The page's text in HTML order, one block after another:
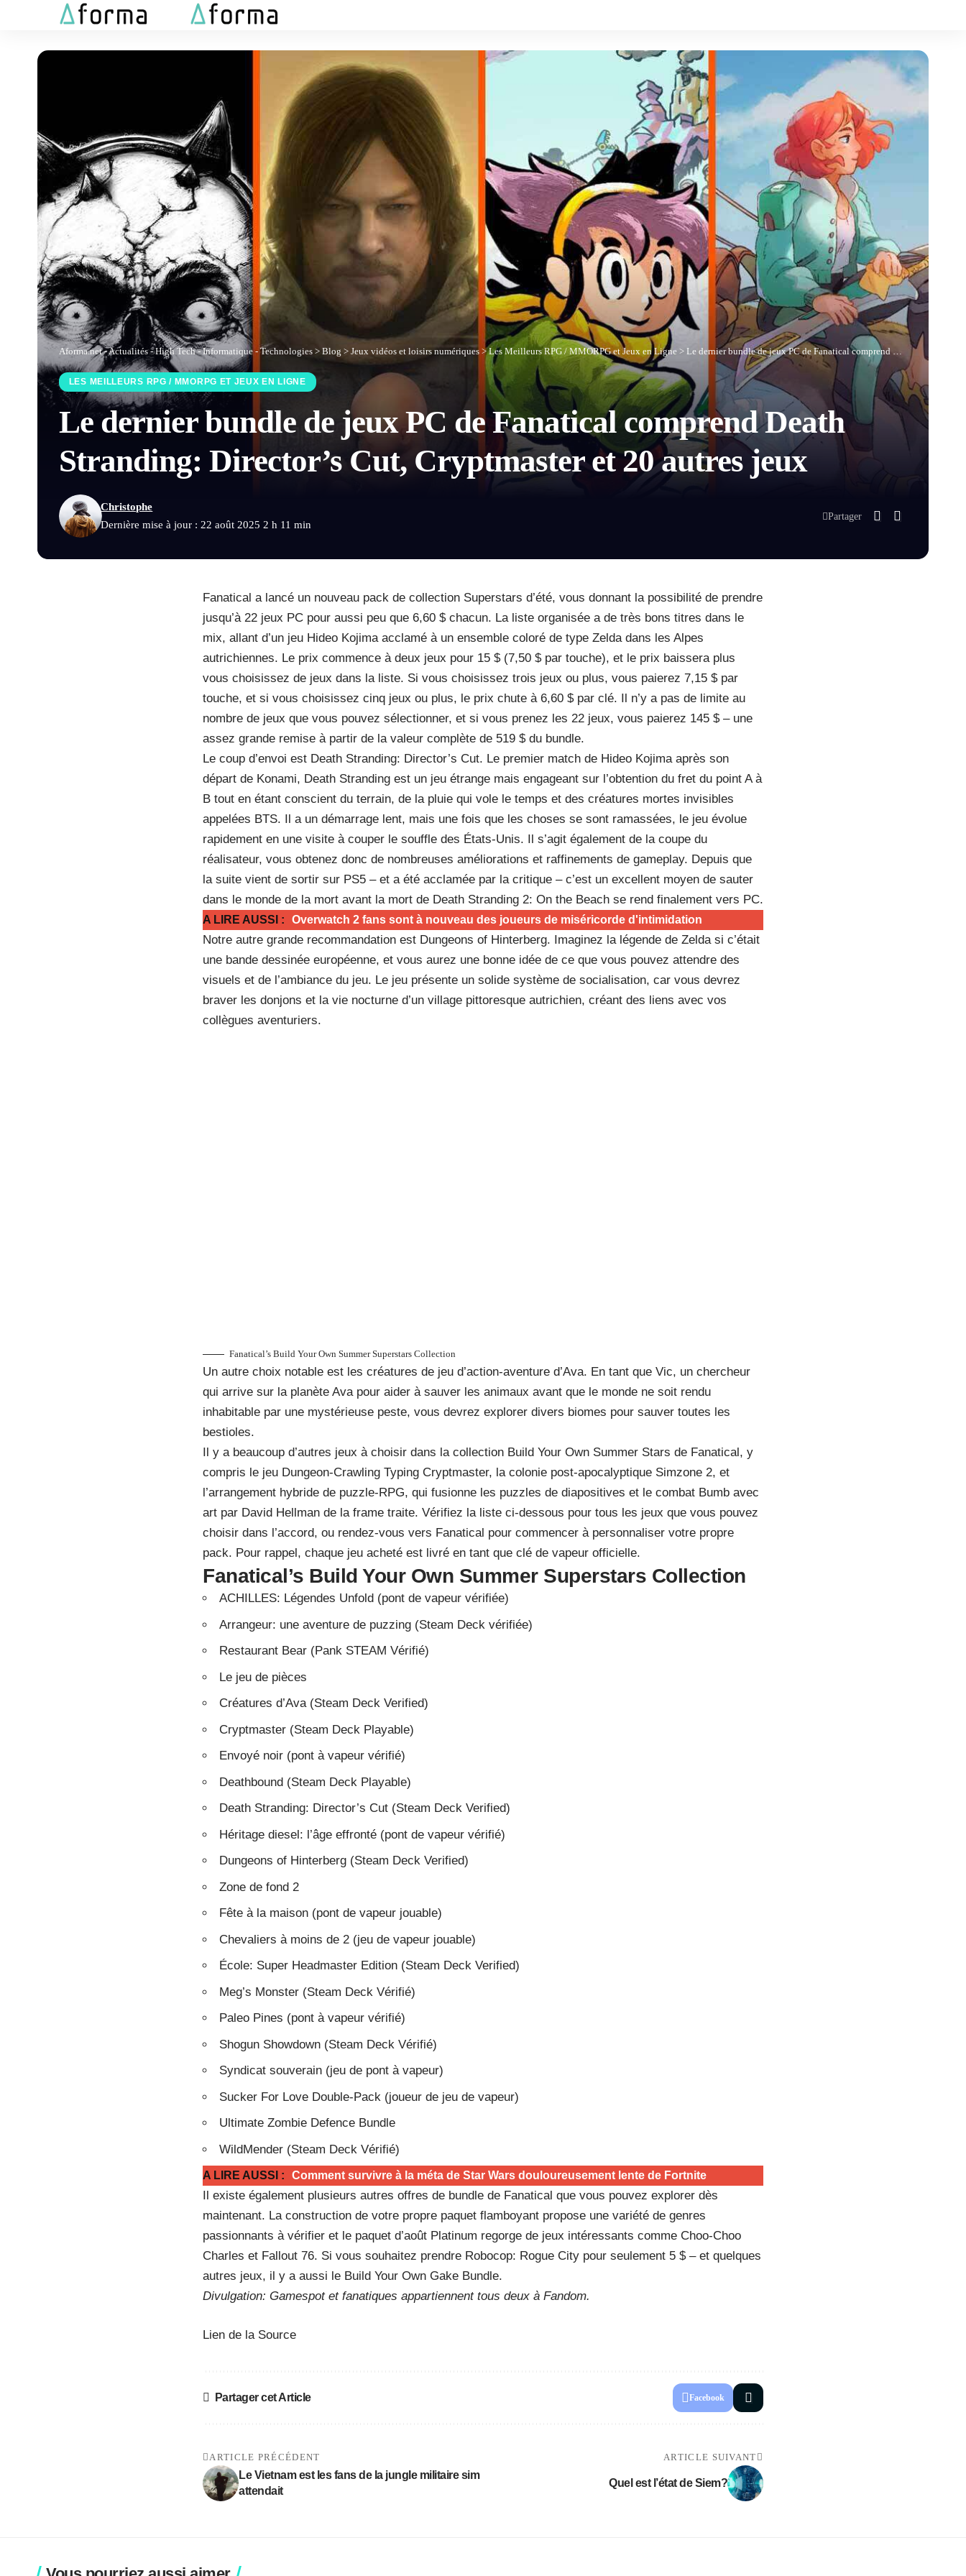
Aforma.net - Actualités - High Tech - Informatique - Technologies > Blog > Jeux vidéos et loisirs numériques >Les Meilleurs RPG / MMORPG et Jeux en Ligne > Le dernier bundle de jeux PC de Fanatical comprend Death Stranding: Director’s Cut, Cryptmaster et 20 autres jeux
LES MEILLEURS RPG / MMORPG ET JEUX EN LIGNE
Le dernier bundle de jeux PC de Fanatical comprend Death
Stranding: Director’s Cut, Cryptmaster et 20 autres jeux
Dernière mise à jour : 22 août 2025 2 h 11 min
Christophe
Partager
Fanatical a lancé un nouveau pack de collection Superstars d’été, vous donnant la possibilité de prendre
jusqu’à 22 jeux PC pour aussi peu que 6,60 $ chacun. La liste organisée a de très bons titres dans le
mix, allant d’un jeu Hideo Kojima acclamé à un ensemble coloré de type Zelda dans les Alpes
autrichiennes. Le prix commence à deux jeux pour 15 $ (7,50 $ par touche), et le prix baissera plus
vous choisissez de jeux dans la liste. Si vous choisissez trois jeux ou plus, vous paierez 7,15 $ par
touche, et si vous choisissez cinq jeux ou plus, le prix chute à 6,60 $ par clé. Il n’y a pas de limite au
nombre de jeux que vous pouvez sélectionner, et si vous prenez les 22 jeux, vous paierez 145 $ – une
assez grande remise à partir de la valeur complète de 519 $ du bundle.
Le coup d’envoi est Death Stranding: Director’s Cut. Le premier match de Hideo Kojima après son
départ de Konami, Death Stranding est un jeu étrange mais engageant sur l’obtention du fret du point A à
B tout en étant conscient du terrain, de la pluie qui vole le temps et des créatures mortes invisibles
appelées BTS. Il a un démarrage lent, mais une fois que les choses se sont ramassées, le jeu évolue
rapidement en une visite à couper le souffle des États-Unis. Il s’agit également de la coupe du
réalisateur, vous obtenez donc de nombreuses améliorations et raffinements de gameplay. Depuis que
la suite vient de sortir sur PS5 – et a été acclamée par la critique – c’est un excellent moyen de sauter
dans le monde de la mort avant la mort de Death Stranding 2: On the Beach se rend finalement vers PC.
A LIRE AUSSI : Overwatch 2 fans sont à nouveau des joueurs de miséricorde d'intimidation
Notre autre grande recommandation est Dungeons of Hinterberg. Imaginez la légende de Zelda si c’était
une bande dessinée européenne, et vous aurez une bonne idée de ce que vous pouvez attendre des
visuels et de l’ambiance du jeu. Le jeu présente un solide système de socialisation, car vous devrez
braver les donjons et la vie nocturne d’un village pittoresque autrichien, créant des liens avec vos
collègues aventuriers.
Fanatical’s Build Your Own Summer Superstars Collection
Un autre choix notable est les créatures de jeu d’action-aventure d’Ava. En tant que Vic, un chercheur
qui arrive sur la planète Ava pour aider à sauver les animaux avant que le monde ne soit rendu
inhabitable par une mystérieuse peste, vous devrez explorer divers biomes pour sauver toutes les
bestioles.
Il y a beaucoup d’autres jeux à choisir dans la collection Build Your Own Summer Stars de Fanatical, y
compris le jeu Dungeon-Crawling Typing Cryptmaster, la colonie post-apocalyptique Simzone 2, et
l’arrangement hybride de puzzle-RPG, qui fusionne les puzzles de diapositives et le combat Bumb avec
art par David Hellman de la frame traite. Vérifiez la liste ci-dessous pour tous les jeux que vous pouvez
choisir dans l’accord, ou rendez-vous vers Fanatical pour commencer à personnaliser votre propre
pack. Pour rappel, chaque jeu acheté est livré en tant que clé de vapeur officielle.
Fanatical’s Build Your Own Summer Superstars Collection
ACHILLES: Légendes Unfold (pont de vapeur vérifiée)
Arrangeur: une aventure de puzzing (Steam Deck vérifiée)
Restaurant Bear (Pank STEAM Vérifié)
Le jeu de pièces
Créatures d’Ava (Steam Deck Verified)
Cryptmaster (Steam Deck Playable)
Envoyé noir (pont à vapeur vérifié)
Deathbound (Steam Deck Playable)
Death Stranding: Director’s Cut (Steam Deck Verified)
Héritage diesel: l’âge effronté (pont de vapeur vérifié)
Dungeons of Hinterberg (Steam Deck Verified)
Zone de fond 2
Fête à la maison (pont de vapeur jouable)
Chevaliers à moins de 2 (jeu de vapeur jouable)
École: Super Headmaster Edition (Steam Deck Verified)
Meg’s Monster (Steam Deck Vérifié)
Paleo Pines (pont à vapeur vérifié)
Shogun Showdown (Steam Deck Vérifié)
Syndicat souverain (jeu de pont à vapeur)
Sucker For Love Double-Pack (joueur de jeu de vapeur)
Ultimate Zombie Defence Bundle
WildMender (Steam Deck Vérifié)
A LIRE AUSSI : Comment survivre à la méta de Star Wars douloureusement lente de Fortnite
Il existe également plusieurs autres offres de bundle de Fanatical que vous pouvez explorer dès
maintenant. La construction de votre propre paquet flamboyant propose une variété de genres
passionnants à vérifier et le paquet d’août Platinum regorge de jeux intéressants comme Choo-Choo
Charles et Fallout 76. Si vous souhaitez prendre Robocop: Rogue City pour seulement 5 $ – et quelques
autres jeux, il y a aussi le Build Your Own Gake Bundle.
Divulgation: Gamespot et fanatiques appartiennent tous deux à Fandom.
Lien de la Source
Partager cet Article Facebook
ARTICLE PRÉCÉDENT
Le Vietnam est les fans de la jungle militaire sim
attendait
ARTICLE SUIVANT
Quel est l’état de Siem?